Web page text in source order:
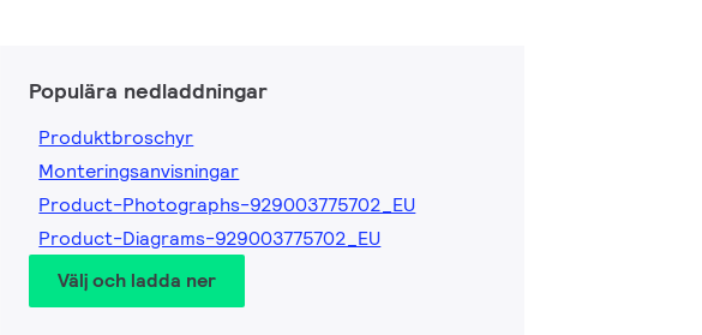
Populära nedladdningar
Produktbroschyr
Monteringsanvisningar
Product-Photographs-929003775702_EU
Product-Diagrams-929003775702_EU
Välj och ladda ner